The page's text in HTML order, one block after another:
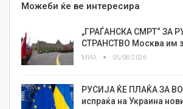
Можеби ќе ве интересира
„ГРАЃАНСКА СМРТ“ ЗА
СТРАНСТВО Москва им
МИА 05/08/2026
РУСИЈА ЌЕ ПЛАЌА ЗА
испраќа на Украина